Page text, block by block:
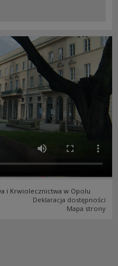
i Krwiolecznictwa w Opolu
Deklaracja dostępności
Mapa strony